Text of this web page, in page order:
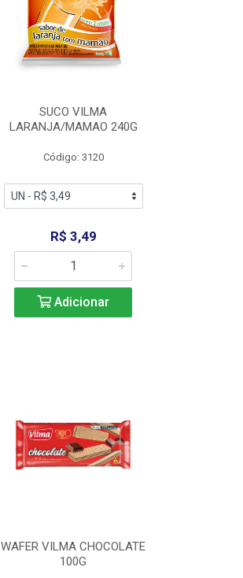
SUCO VILMA
LARANJA/MAMAO 240G
Código: 3120
R$ 3,49
Adicionar
WAFER VILMA CHOCOLATE
100G